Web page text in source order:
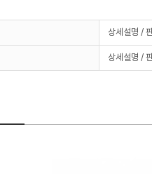
상세설명 /
상세설명 /